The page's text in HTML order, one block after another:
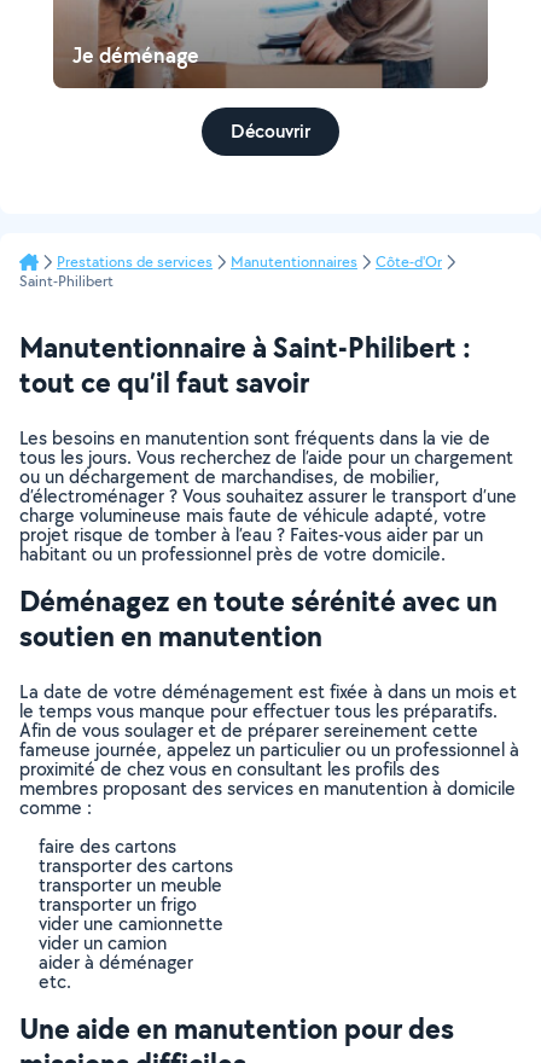
Je déménage
Découvrir
Prestations de services Manutentionnaires
Côte-d'Or
Saint-Philibert
Manutentionnaire à Saint-Philibert :
tout ce qu’il faut savoir
Les besoins en manutention sont fréquents dans la vie de
tous les jours. Vous recherchez de l’aide pour un chargement
ou un déchargement de marchandises, de mobilier,
d’électroménager ? Vous souhaitez assurer le transport d’une
charge volumineuse mais faute de véhicule adapté, votre
projet risque de tomber à l’eau ? Faites-vous aider par un
habitant ou un professionnel près de votre domicile.
Déménagez en toute sérénité avec un
soutien en manutention
La date de votre déménagement est fixée à dans un mois et
le temps vous manque pour effectuer tous les préparatifs.
Afin de vous soulager et de préparer sereinement cette
fameuse journée, appelez un particulier ou un professionnel à
proximité de chez vous en consultant les profils des
membres proposant des services en manutention à domicile
comme :
faire des cartons
transporter des cartons
transporter un meuble
transporter un frigo
vider une camionnette
vider un camion
aider à déménager
etc.
Une aide en manutention pour des